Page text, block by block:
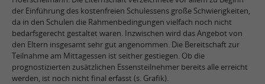
der Einführung des kostenfreien Schulessens große Schwierigkeiten,
da in den Schulen die Rahmenbedingungen vielfach noch nicht
bedarfsgerecht gestaltet waren. Inzwischen wird das Angebot von
den Eltern insgesamt sehr gut angenommen. Die Bereitschaft zur
Teilnahme am Mittagessen ist seither gestiegen. Ob die
prognostizierten zusätzlichen Essensteilnehmer bereits alle erreicht
werden, ist noch nicht final erfasst (s. Grafik).